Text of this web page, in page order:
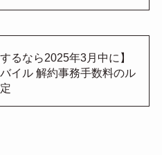
するなら2025年3月中に】
イル 解約事務手数料のル